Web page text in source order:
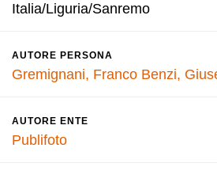
Italia/Liguria/Sanremo
AUTORE PERSONA
Gremignani, Franco Benzi,
AUTORE ENTE
Publifoto